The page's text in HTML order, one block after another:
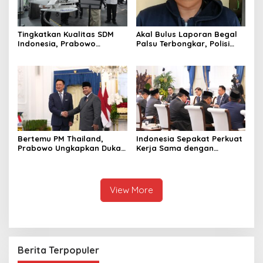
Tingkatkan Kualitas SDM
Indonesia, Prabowo
Terbaik Dunia
Akal Bulus Laporan Begal
Palsu Terbongkar, Polisi
Bertemu PM Thailand,
Prabowo Ungkapkan Duka
Indonesia Sepakat Perkuat
Kerja Sama dengan
View More
Berita Terpopuler